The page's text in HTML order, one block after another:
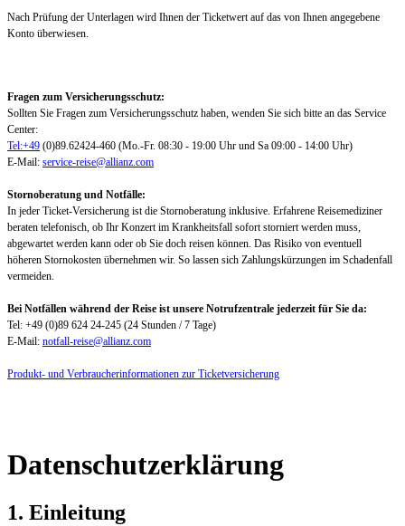
Nach Prüfung der Unterlagen wird Ihnen der Ticketwert auf das von Ihnen angegebene
Konto überwiesen.
Fragen zum Versicherungsschutz:
Sollten Sie Fragen zum Versicherungsschutz haben, wenden Sie sich bitte an das Service
Center:
Tel:+49 (0)89.62424-460 (Mo.-Fr. 08:30 - 19:00 Uhr und Sa 09:00 - 14:00 Uhr)
E-Mail: service-reise@allianz.com
Stornoberatung und Notfälle:
In jeder Ticket-Versicherung ist die Stornoberatung inklusive. Erfahrene Reisemediziner
beraten telefonisch, ob Ihr Konzert im Krankheitsfall sofort storniert werden muss,
abgewartet werden kann oder ob Sie doch reisen können. Das Risiko von eventuell
höheren Stornokosten übernehmen wir. So lassen sich Zahlungskürzungen im Schadenfall
vermeiden.
Bei Notfällen während der Reise ist unsere Notrufzentrale jederzeit für Sie da:
Tel: +49 (0)89 624 24-245 (24 Stunden / 7 Tage)
E-Mail: notfall-reise@allianz.com
Produkt- und Verbraucherinformationen zur Ticketversicherung
Datenschutzerklärung
1. Einleitung